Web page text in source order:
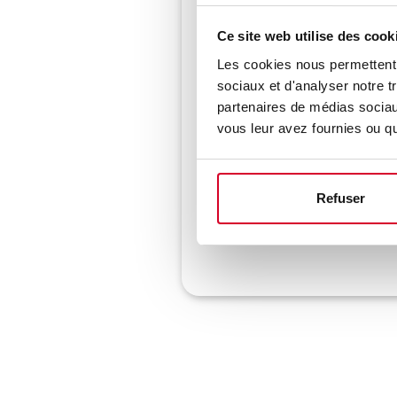
Ce site web utilise des
Les cookies nous
sociaux et d'analyser notre
partenaires de médias
vous leur avez fournies ou
Refuser
Choix de la session
le 23/03/27 - PARIS -